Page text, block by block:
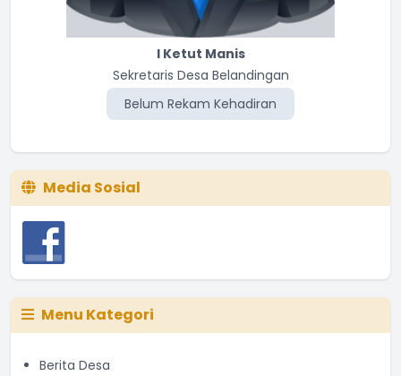
I Ketut Manis
Sekretaris Desa Belandingan
Belum Rekam Kehadiran
Media Sosial
Menu Kategori
Berita Desa